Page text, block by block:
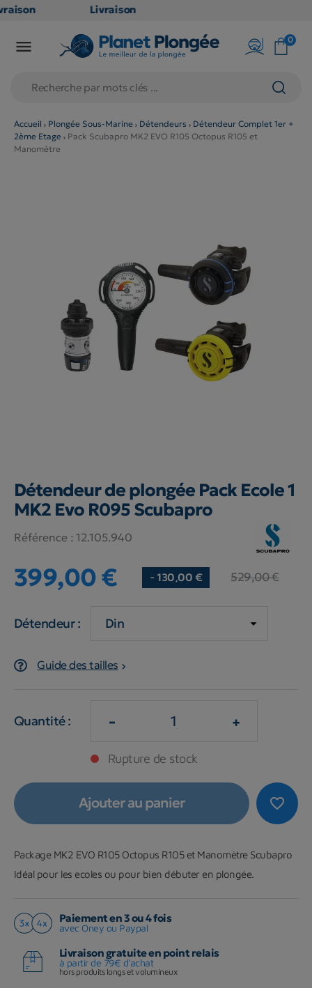
Livraison
en point
79€
(hors
produits
 0
Accueil Plongée Sous-Marine Détendeurs
Détendeur Complet 1er +
2ème Etage
Pack Scubapro MK2 EVO R105 Octopus R105 et
Manomètre
Détendeur de plongée Pack Ecole 1
MK2 Evo R095 Scubapro
Référence : 12.105.940
399,00 € - 130,00 € 529,00 €
Détendeur :
Guide des tailles
Quantité : - +
Rupture de stock
favorite_border
Ajouter au panier
Package MK2 EVO R105 Octopus R105 et Manomètre Scubapro
Idéal pour les ecoles ou pour bien débuter en plongée.
Paiement en 3 ou 4 fois
avec Oney ou Paypal
Livraison gratuite en point relais
à partir de 79€ d'achat
hors produits longs et volumineux